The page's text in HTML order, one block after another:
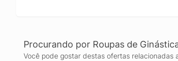
Procurando por Roupas de
Você pode gostar destas ofertas relacionadas